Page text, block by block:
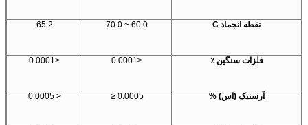
نقطه انجماد C 60.0 ~ 70.0
65.2
فلزات سنگین ٪ ≤0.0001
<0.0001
آرسنیک (اس) % 0.0005 ≤
< 0.0005